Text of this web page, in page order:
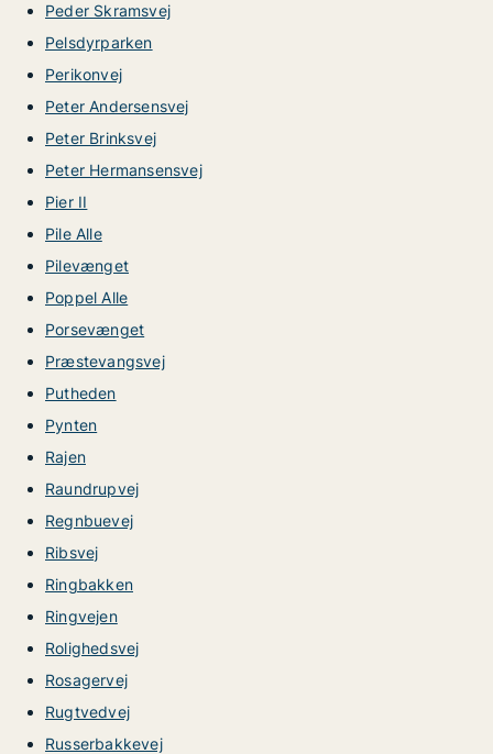
Peder Skramsvej
Pelsdyrparken
Perikonvej
Peter Andersensvej
Peter Brinksvej
Peter Hermansensvej
Pier II
Pile Alle
Pilevænget
Poppel Alle
Porsevænget
Præstevangsvej
Putheden
Pynten
Rajen
Raundrupvej
Regnbuevej
Ribsvej
Ringbakken
Ringvejen
Rolighedsvej
Rosagervej
Rugtvedvej
Russerbakkevej